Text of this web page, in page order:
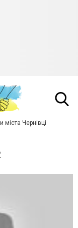
міста Чернівці